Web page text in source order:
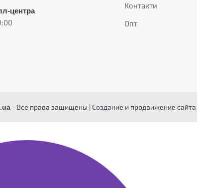
центра
Контакти
Опт
- Все права защищены | Создание и продвижение сайта